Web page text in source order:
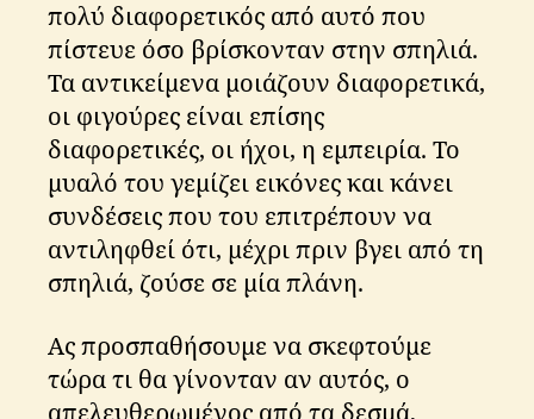
πολύ διαφορετικός από αυτό που
πίστευε όσο βρίσκονταν στην σπηλιά.
Τα αντικείμενα μοιάζουν διαφορετικά,
οι φιγούρες είναι επίσης
διαφορετικές, οι ήχοι, η εμπειρία. Το
μυαλό του γεμίζει εικόνες και κάνει
συνδέσεις που του επιτρέπουν να
αντιληφθεί ότι, μέχρι πριν βγει από τη
σπηλιά, ζούσε σε μία πλάνη.
Ας προσπαθήσουμε να σκεφτούμε
τώρα τι θα γίνονταν αν αυτός, ο